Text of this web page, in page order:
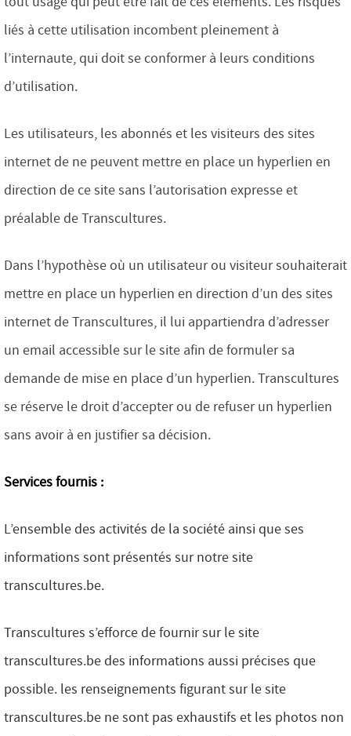
liés à cette utilisation incombent pleinement à
l’internaute, qui doit se conformer à leurs conditions
d’utilisation.
Les utilisateurs, les abonnés et les visiteurs des sites
internet de ne peuvent mettre en place un hyperlien en
direction de ce site sans l’autorisation expresse et
préalable de Transcultures.
Dans l’hypothèse où un utilisateur ou visiteur souhaiterait
mettre en place un hyperlien en direction d’un des sites
internet de Transcultures, il lui appartiendra d’adresser
un email accessible sur le site afin de formuler sa
demande de mise en place d’un hyperlien. Transcultures
se réserve le droit d’accepter ou de refuser un hyperlien
sans avoir à en justifier sa décision.
Services fournis :
L’ensemble des activités de la société ainsi que ses
informations sont présentés sur notre site
transcultures.be.
Transcultures s’efforce de fournir sur le site
transcultures.be des informations aussi précises que
possible. les renseignements figurant sur le site
transcultures.be ne sont pas exhaustifs et les photos non